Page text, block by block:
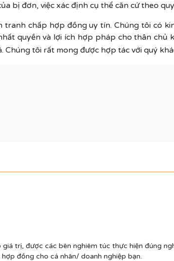
bị đơn, việc xác định cụ thể căn cứ theo
tranh chấp hợp đồng uy tín. Chúng tôi có
quyền và lợi ích hợp pháp cho thân chủ
Chúng tôi rất mong được hợp tác với quý
trị, được các bên nghiêm túc thực hiện đúng
đồng cho cá nhân/ doanh nghiệp bạn.